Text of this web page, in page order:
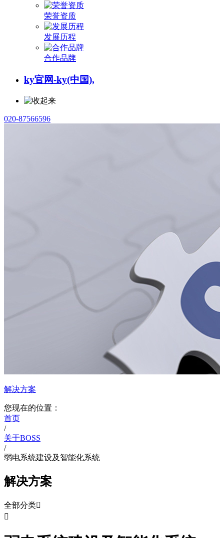
荣誉资质
发展历程
合作品牌
ky官网-ky(中国),
020-87566596
解决方案
您现在的位置：
首页
/
关于BOSS
/
弱电系统建设及智能化系统
解决方案
全部分类
